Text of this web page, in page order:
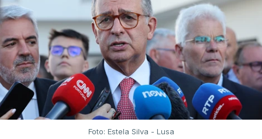
Foto: Estela Silva - Lusa